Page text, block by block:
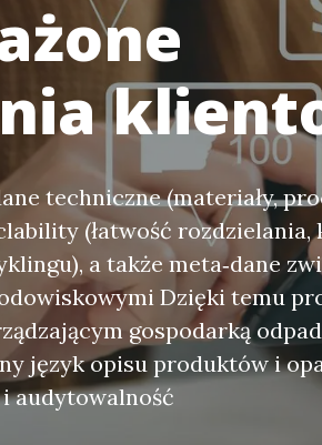
techniczne (materiały,
(łatwość rozdzielania,
a także meta‑dane
Dzięki temu
gospodarką
język opisu produktów i
audytowalność